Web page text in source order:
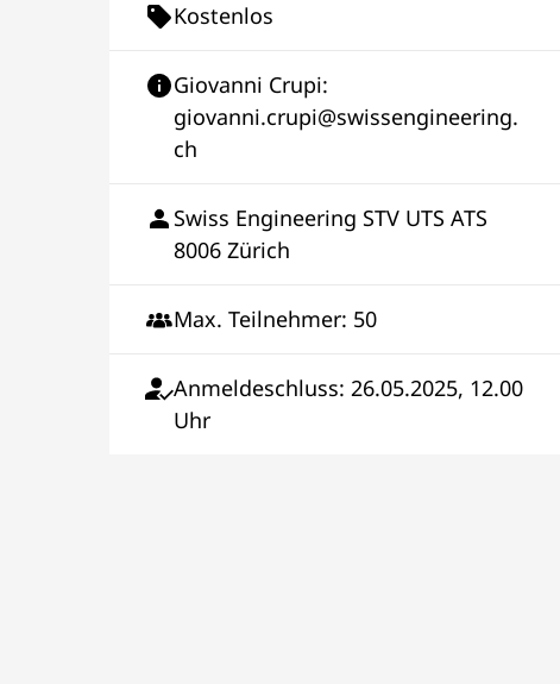
Kostenlos
Giovanni Crupi:
giovanni.crupi@swissengineering.
ch
Swiss Engineering STV UTS ATS
8006 Zürich
Max. Teilnehmer: 50
Anmeldeschluss: 26.05.2025, 12.00
Uhr